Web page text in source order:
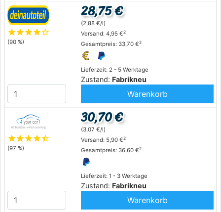
starstarstarstarstar_outline
(90 %)
Lieferzeit: 2 - 5 Werktage
Zustand: Fabrikneu
28,75 €
(2,88 €/l)
Versand: 4,95 €2
Gesamtpreis: 33,70 €2
Warenkorb
starstarstarstarstar_half
(97 %)
Lieferzeit: 1 - 3 Werktage
Zustand: Fabrikneu
30,70 €
(3,07 €/l)
Versand: 5,90 €2
Gesamtpreis: 36,60 €2
Warenkorb